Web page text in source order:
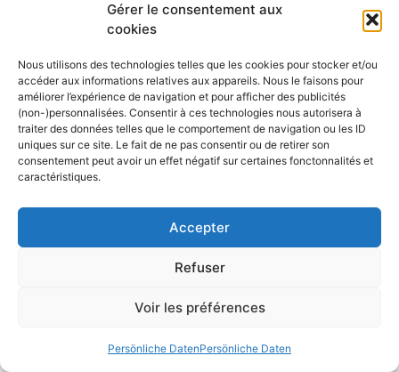
Gérer le consentement aux
cookies
Nous utilisons des technologies telles que les cookies pour stocker et/ou
accéder aux informations relatives aux appareils. Nous le faisons pour
améliorer l’expérience de navigation et pour afficher des publicités
(non-)personnalisées. Consentir à ces technologies nous autorisera à
traiter des données telles que le comportement de navigation ou les ID
uniques sur ce site. Le fait de ne pas consentir ou de retirer son
consentement peut avoir un effet négatif sur certaines fonctonnalités et
caractéristiques.
Accepter
Refuser
Voir les préférences
Persönliche DatenPersönliche Daten
Süßwasser: Ja
Strom: Ja
Wäscherei: Ja
Toiletten/Duschen: Ja
Schiffsausrüster:
Geschäfte